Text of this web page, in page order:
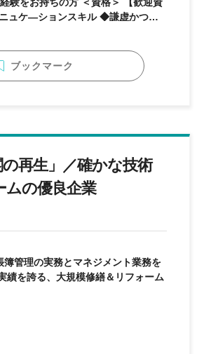
ブックマーク
再生」／確かな技術
ムの優良企業
管理の実務とマネジメント業務を
績を誇る、大規模修繕＆リフォーム